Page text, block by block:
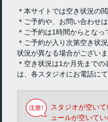
＊本サイトでは空き状況の
＊ご予約や、お問い合わせ
＊ご予約は1時間からとなっ
＊ご予約が入り次第空き状
状況が異なる場合がございま
＊空き状況は1か月先まで
は、各スタジオにお電話に
スタジオが空い
ュールが空いて